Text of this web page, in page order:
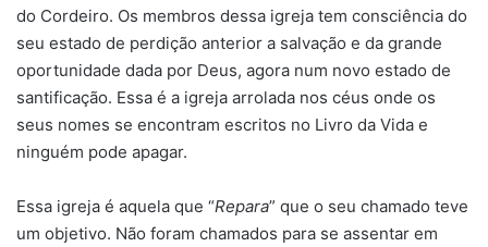
do Cordeiro. Os membros dessa igreja tem consciência do
seu estado de perdição anterior a salvação e da grande
oportunidade dada por Deus, agora num novo estado de
santificação. Essa é a igreja arrolada nos céus onde os
seus nomes se encontram escritos no Livro da Vida e
ninguém pode apagar.
Essa igreja é aquela que “Repara” que o seu chamado teve
um objetivo. Não foram chamados para se assentar em